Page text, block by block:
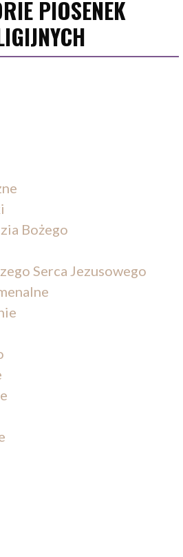
PIOSENEK
Bożego
Serca Jezusowego